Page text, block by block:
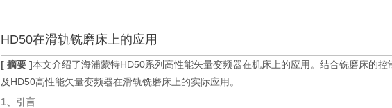
HD50在滑轨铣磨床上的应用
[ 摘要 ]本文介绍了海浦蒙特HD50系列高性能矢量变频器在机床上的应用。结合铣磨床的控
及HD50高性能矢量变频器在滑轨铣磨床上的实际应用。
1、 引言